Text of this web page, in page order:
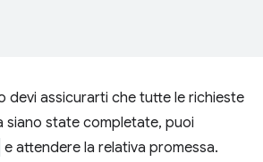
devi assicurarti che tutte le richieste
siano state completate, puoi
e attendere la relativa promessa.